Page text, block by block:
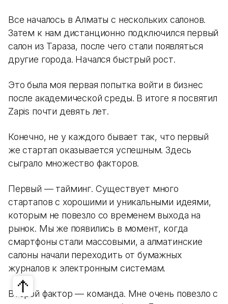
Все началось в Алматы с нескольких салонов.
Затем к нам дистанционно подключился первый
салон из Тараза, после чего стали появляться
другие города. Начался быстрый рост.
Это была моя первая попытка войти в бизнес
после академической среды. В итоге я посвятил
Zapis почти девять лет.
Конечно, не у каждого бывает так, что первый
же стартап оказывается успешным. Здесь
сыграло множество факторов.
Первый — тайминг. Существует много
стартапов с хорошими и уникальными идеями,
которым не повезло со временем выхода на
рынок. Мы же появились в момент, когда
смартфоны стали массовыми, а алматинские
салоны начали переходить от бумажных
журналов к электронным системам.
Второй фактор — команда. Мне очень повезло с